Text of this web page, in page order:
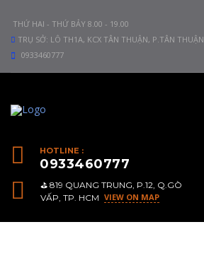
THỨ HAI - THỨ BẢY 8.00 - 19.00
TRỤ SỞ: LÔ TH1A, KCX TÂN THUẬN, P.TÂN
0933460777
HOTLINE :
0933460777
⛳️ 819 QUANG TRUNG, P.12, Q.GÒ
VẤP, TP. HCM VIEW ON MAP